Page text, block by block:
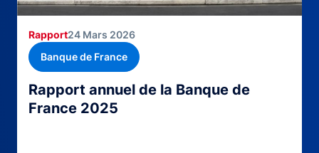
Rapport annuel de la Banque de
France 2025
Rapport24 Mars 2026
Banque de France